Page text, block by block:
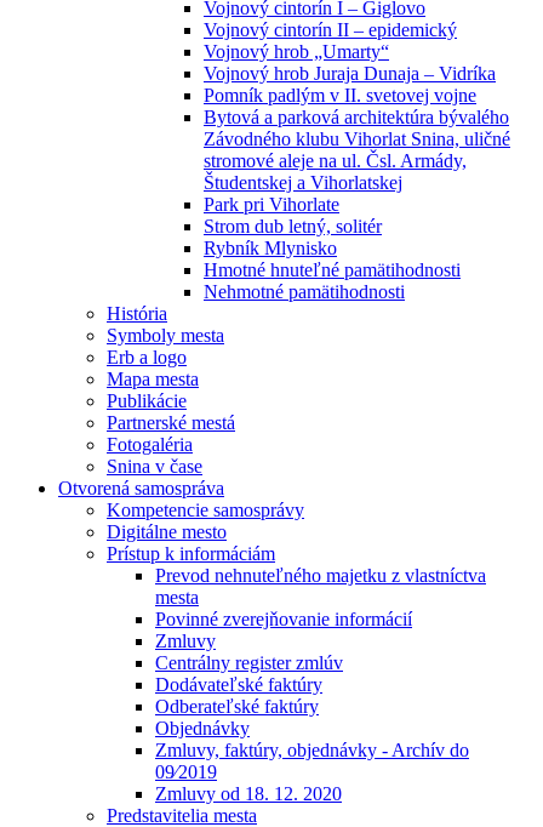
Vojnový cintorín I – Giglovo
Vojnový cintorín II – epidemický
Vojnový hrob „Umarty“
Vojnový hrob Juraja Dunaja – Vidríka
Pomník padlým v II. svetovej vojne
Bytová a parková architektúra bývalého
Závodného klubu Vihorlat Snina, uličné
stromové aleje na ul. Čsl. Armády,
Študentskej a Vihorlatskej
Park pri Vihorlate
Strom dub letný, solitér
Rybník Mlynisko
Hmotné hnuteľné pamätihodnosti
Nehmotné pamätihodnosti
História
Symboly mesta
Erb a logo
Mapa mesta
Publikácie
Partnerské mestá
Fotogaléria
Snina v čase
Otvorená samospráva
Kompetencie samosprávy
Digitálne mesto
Prístup k informáciám
Prevod nehnuteľného majetku z vlastníctva
mesta
Povinné zverejňovanie informácií
Zmluvy
Centrálny register zmlúv
Dodávateľské faktúry
Odberateľské faktúry
Objednávky
Zmluvy, faktúry, objednávky - Archív do
09⁄2019
Zmluvy od 18. 12. 2020
Predstavitelia mesta